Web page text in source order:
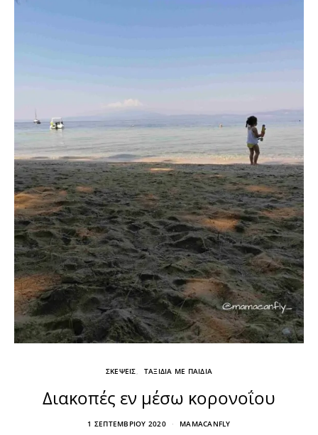
ΣΚΕΨΕΙΣ ΤΑΞΙΔΙΑ ΜΕ ΠΑΙΔΙΑ
Διακοπές εν μέσω κορονοΐου
1 ΣΕΠΤΕΜΒΡΊΟΥ 2020 MAMACANFLY